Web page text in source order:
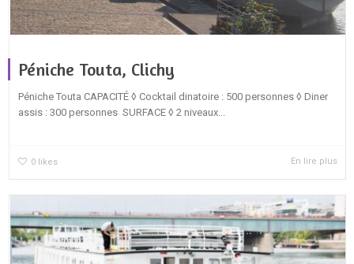
Péniche Touta, Clichy
Péniche Touta CAPACITÉ ◊ Cocktail dinatoire : 500 personnes ◊ Diner
assis : 300 personnes SURFACE ◊ 2 niveaux...
0 likes En lire plus